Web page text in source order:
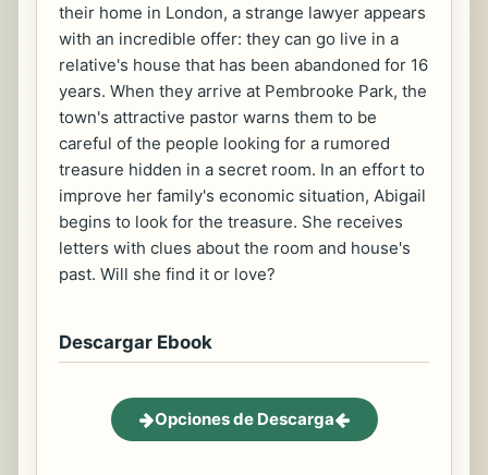
their home in London, a strange lawyer appears
with an incredible offer: they can go live in a
relative's house that has been abandoned for 16
years. When they arrive at Pembrooke Park, the
town's attractive pastor warns them to be
careful of the people looking for a rumored
treasure hidden in a secret room. In an effort to
improve her family's economic situation, Abigail
begins to look for the treasure. She receives
letters with clues about the room and house's
past. Will she find it or love?
Descargar Ebook
Opciones de Descarga